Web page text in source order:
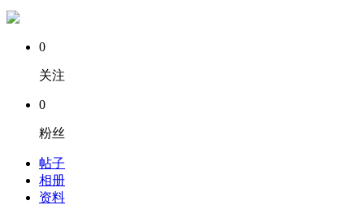
0
关注
0
粉丝
帖子
相册
资料